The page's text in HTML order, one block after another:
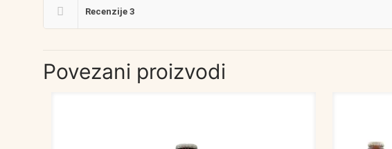
Recenzije 3
Povezani proizvodi